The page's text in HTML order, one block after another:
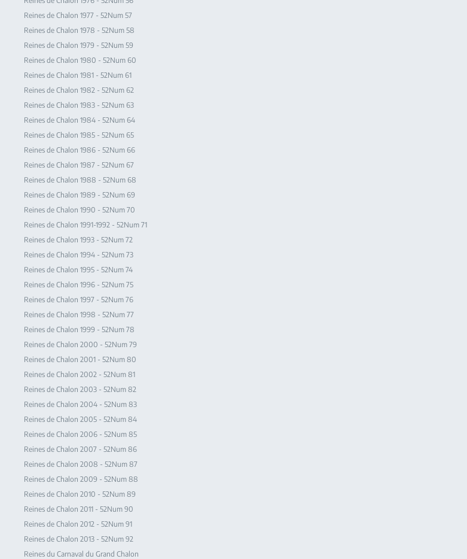
Reines de Chalon 1977 - 52Num 57
Reines de Chalon 1978 - 52Num 58
Reines de Chalon 1979 - 52Num 59
Reines de Chalon 1980 - 52Num 60
Reines de Chalon 1981 - 52Num 61
Reines de Chalon 1982 - 52Num 62
Reines de Chalon 1983 - 52Num 63
Reines de Chalon 1984 - 52Num 64
Reines de Chalon 1985 - 52Num 65
Reines de Chalon 1986 - 52Num 66
Reines de Chalon 1987 - 52Num 67
Reines de Chalon 1988 - 52Num 68
Reines de Chalon 1989 - 52Num 69
Reines de Chalon 1990 - 52Num 70
Reines de Chalon 1991-1992 - 52Num 71
Reines de Chalon 1993 - 52Num 72
Reines de Chalon 1994 - 52Num 73
Reines de Chalon 1995 - 52Num 74
Reines de Chalon 1996 - 52Num 75
Reines de Chalon 1997 - 52Num 76
Reines de Chalon 1998 - 52Num 77
Reines de Chalon 1999 - 52Num 78
Reines de Chalon 2000 - 52Num 79
Reines de Chalon 2001 - 52Num 80
Reines de Chalon 2002 - 52Num 81
Reines de Chalon 2003 - 52Num 82
Reines de Chalon 2004 - 52Num 83
Reines de Chalon 2005 - 52Num 84
Reines de Chalon 2006 - 52Num 85
Reines de Chalon 2007 - 52Num 86
Reines de Chalon 2008 - 52Num 87
Reines de Chalon 2009 - 52Num 88
Reines de Chalon 2010 - 52Num 89
Reines de Chalon 2011 - 52Num 90
Reines de Chalon 2012 - 52Num 91
Reines de Chalon 2013 - 52Num 92
Reines du Carnaval du Grand Chalon